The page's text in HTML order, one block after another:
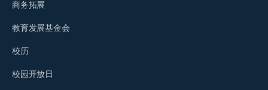
商务拓展
教育发展基金会
校历
校园开放日